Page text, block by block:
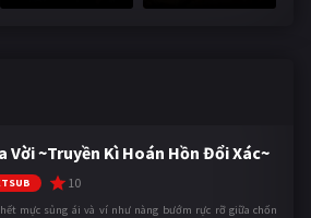
Vời ~Truyền Kì Hoán Hồn Đổi Xác~
10
mực sủng ái và ví như nàng bướm rực rỡ giữa chốn